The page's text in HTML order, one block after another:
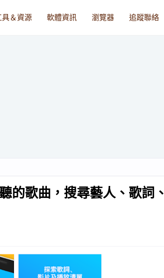
具＆資源 軟體資訊 瀏覽器 追蹤聯絡
的歌曲，搜尋藝人、歌詞、